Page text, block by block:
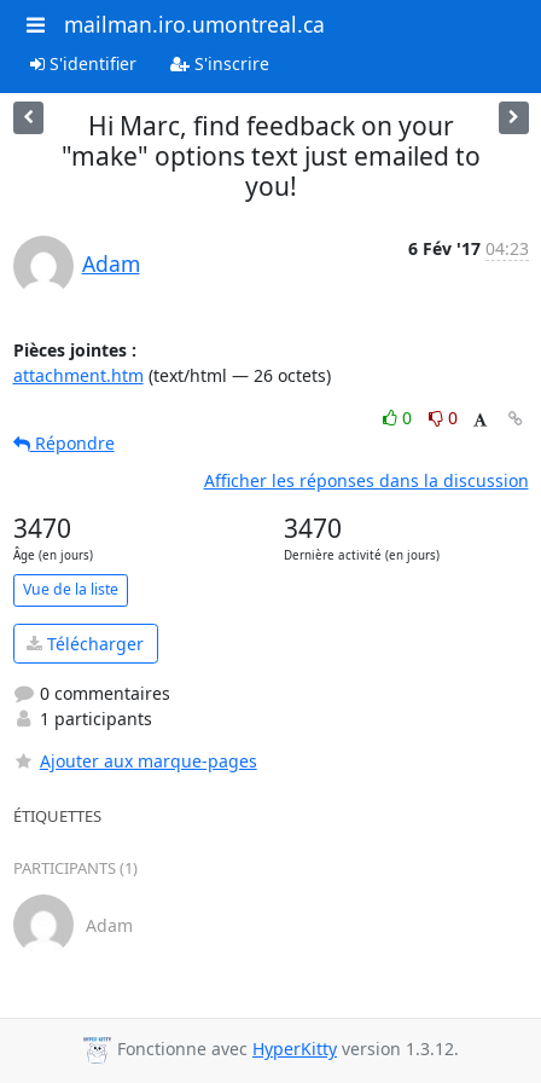
mailman.iro.umontreal.ca
S'identifier S'inscrire
Hi Marc, find feedback on your
"make" options text just emailed to
you!
Adam
6 Fév '17 04:23
Pièces jointes :
attachment.htm (text/html — 26 octets)
0
0
Répondre
Afficher les réponses dans la discussion
3470
Âge (en jours)
3470
Dernière activité (en jours)
Vue de la liste
Télécharger
0 commentaires
1 participants
Ajouter aux marque-pages
ÉTIQUETTES
PARTICIPANTS (1)
Adam
Fonctionne avec HyperKitty version 1.3.12.